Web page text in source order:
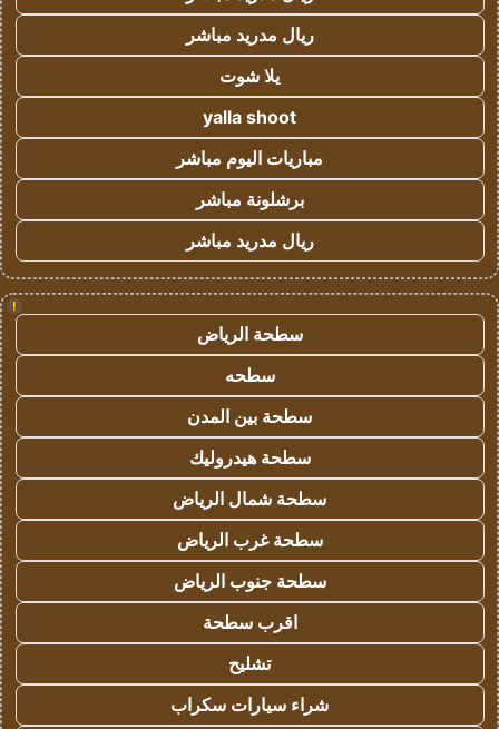
ريال مدريد مباشر
يلا شوت
yalla shoot
مباريات اليوم مباشر
برشلونة مباشر
ريال مدريد مباشر
!
سطحة الرياض
سطحه
سطحة بين المدن
سطحة هيدروليك
سطحة شمال الرياض
سطحة غرب الرياض
سطحة جنوب الرياض
اقرب سطحة
تشليح
شراء سيارات سكراب